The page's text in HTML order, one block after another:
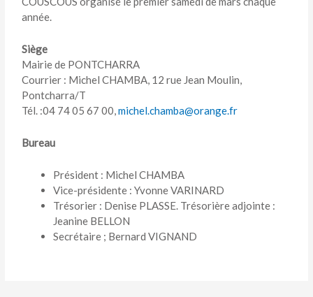
année.
Siège
Mairie de PONTCHARRA
Courrier : Michel CHAMBA, 12 rue Jean Moulin,
Pontcharra/T
Tél. :04 74 05 67 00,michel.chamba@orange.fr
Bureau
Président : Michel CHAMBA
Vice-présidente : Yvonne VARINARD
Trésorier : Denise PLASSE. Trésorière adjointe :
Jeanine BELLON
Secrétaire ; Bernard VIGNAND